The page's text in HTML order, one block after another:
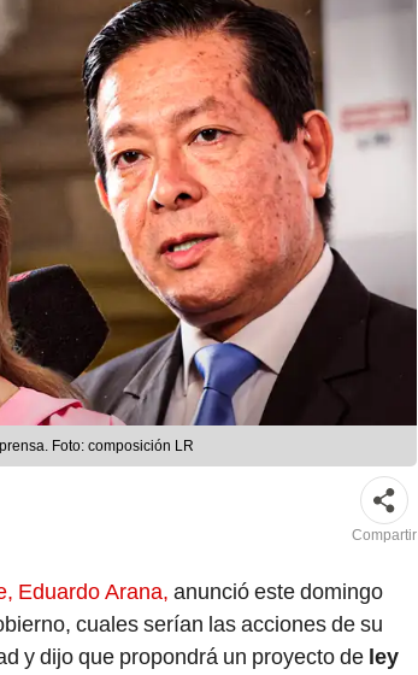
Foto: composición LR
Compartir
Eduardo Arana, anunció este domingo
cuales serían las acciones de su
y dijo que propondrá un proyecto de ley